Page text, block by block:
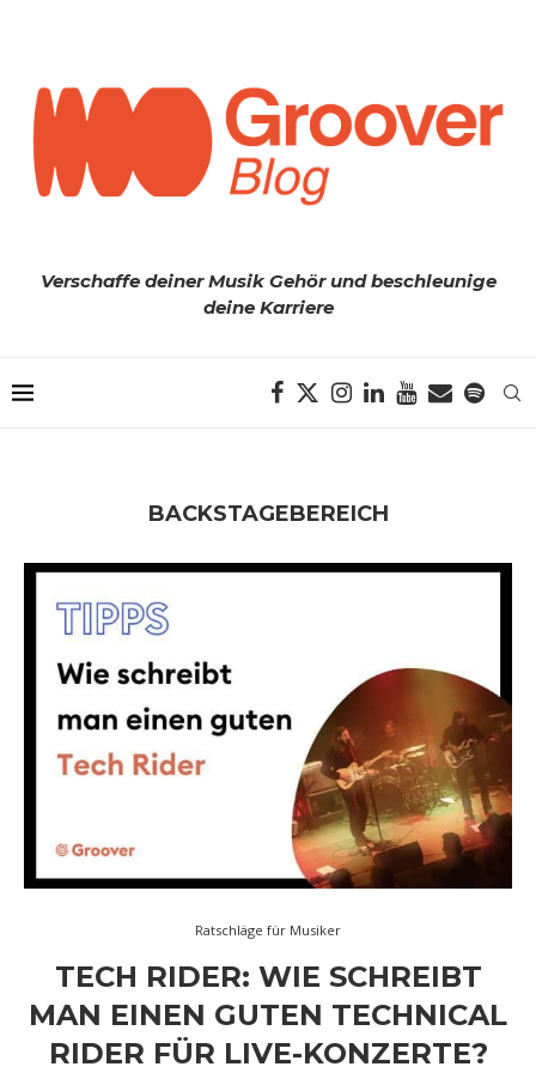
Verschaffe deiner Musik Gehör und beschleunige
deine Karriere
BACKSTAGEBEREICH
Ratschläge für Musiker
TECH RIDER: WIE SCHREIBT
MAN EINEN GUTEN TECHNICAL
RIDER FÜR LIVE-KONZERTE?